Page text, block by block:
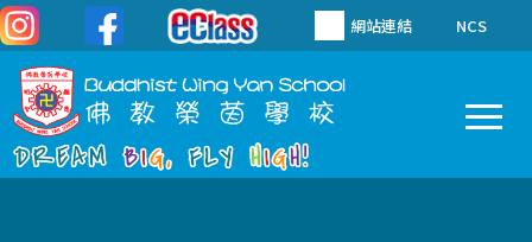
移至主內容 網站連結 NCS